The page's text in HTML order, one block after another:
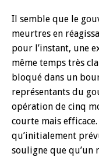
Il semble que le
meurtres en
pour l’instant, une
même temps très
bloqué dans un
représentants du
opération de cinq
courte mais
qu’initialement
souligne que qu’un